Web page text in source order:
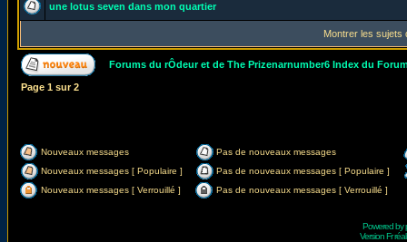
une lotus seven dans mon quartier
Montrer les sujets
Forums du rÔdeur et de The Prizenarnumber6 Index du
Page 1 sur2
Nouveaux messages
Pas de nouveaux messages
Nouveaux messages [ Populaire ]
Pas de nouveaux messages [ Populaire ]
Nouveaux messages [ Verrouillé ]
Pas de nouveaux messages [ Verrouillé ]
Powered by
Version Fr